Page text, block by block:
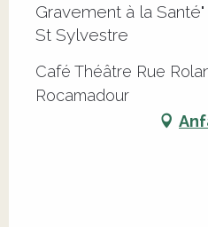
Gravement à la
St Sylvestre
Café Théâtre Rue
Rocamadour